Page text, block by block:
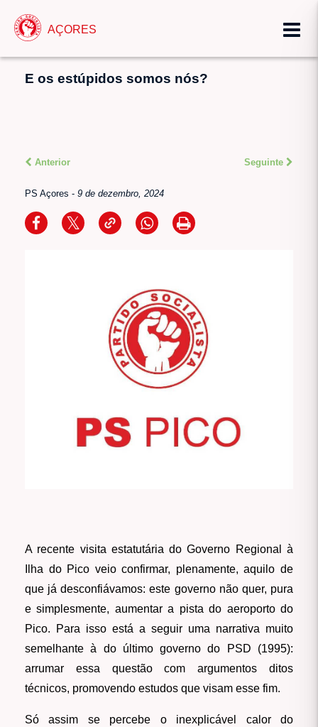
AÇORES
E os estúpidos somos nós?
Anterior Seguinte
PS Açores - 9 de dezembro, 2024
A recente visita estatutária do Governo Regional à
Ilha do Pico veio confirmar, plenamente, aquilo de
que já desconfiávamos: este governo não quer, pura
e simplesmente, aumentar a pista do aeroporto do
Pico. Para isso está a seguir uma narrativa muito
semelhante à do último governo do PSD (1995):
arrumar essa questão com argumentos ditos
técnicos, promovendo estudos que visam esse fim.
Só assim se percebe o inexplicável calor do